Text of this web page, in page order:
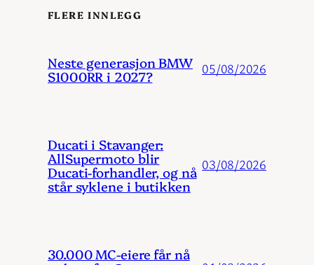
FLERE INNLEGG
Neste generasjon BMW
S1000RR i 2027? 05/08/2026
Ducati i Stavanger:
AllSupermoto blir
Ducati-forhandler, og nå
står syklene i butikken
03/08/2026
30.000 MC-eiere får nå